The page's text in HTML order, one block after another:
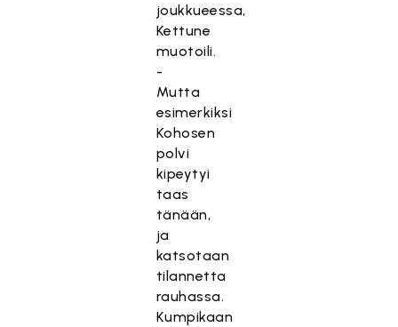
joukkueessa,
Kettune
muotoili.
-
Mutta
esimerkiksi
Kohosen
polvi
kipeytyi
taas
tänään,
ja
katsotaan
tilannetta
rauhassa.
Kumpikaan